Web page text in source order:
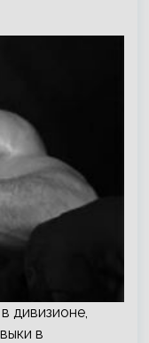
дивизионе,
в